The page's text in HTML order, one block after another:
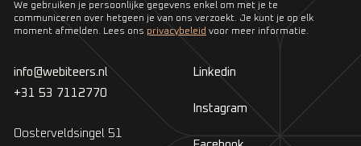
We gebruiken je persoonlijke gegevens enkel om met je te
communiceren over hetgeen je van ons verzoekt. Je kunt je op elk
moment afmelden. Lees ons privacybeleid voor meer informatie.
info@webiteers.nl
+31 53 7112770
Oosterveldsingel 51
Linkedin
Instagram